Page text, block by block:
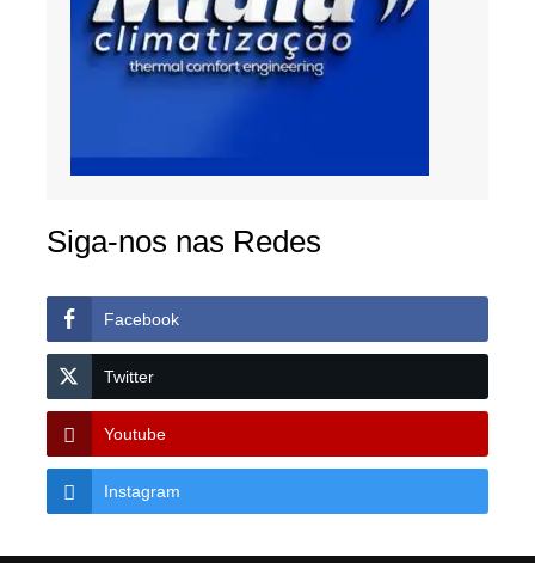
Siga-nos nas Redes
Facebook
Twitter
Youtube
Instagram